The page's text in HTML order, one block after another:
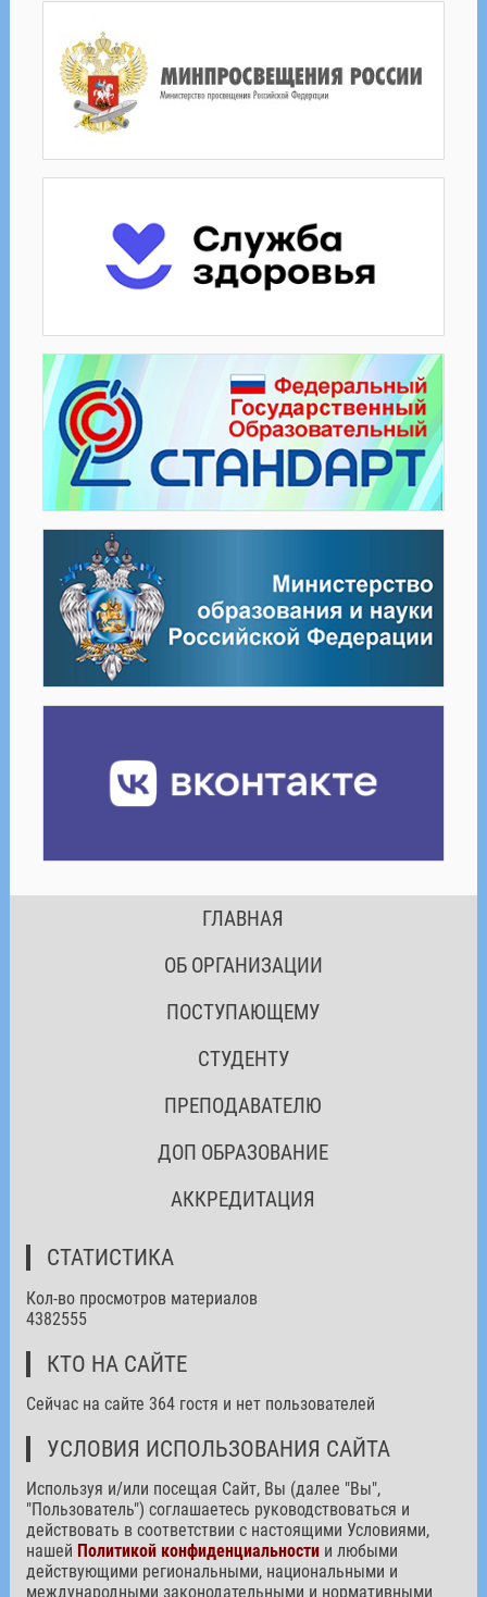
ГЛАВНАЯ
ОБ ОРГАНИЗАЦИИ
ПОСТУПАЮЩЕМУ
СТУДЕНТУ
ПРЕПОДАВАТЕЛЮ
ДОП ОБРАЗОВАНИЕ
АККРЕДИТАЦИЯ
СТАТИСТИКА
Кол-во просмотров материалов
4382555
КТО НА САЙТЕ
Сейчас на сайте 364 гостя и нет пользователей
УСЛОВИЯ ИСПОЛЬЗОВАНИЯ САЙТА
Используя и/или посещая Сайт, Вы (далее "Вы",
"Пользователь") соглашаетесь руководствоваться и
действовать в соответствии с настоящими Условиями,
нашей Политикой конфиденциальностии любыми
действующими региональными, национальными и
международными законодательными и нормативными